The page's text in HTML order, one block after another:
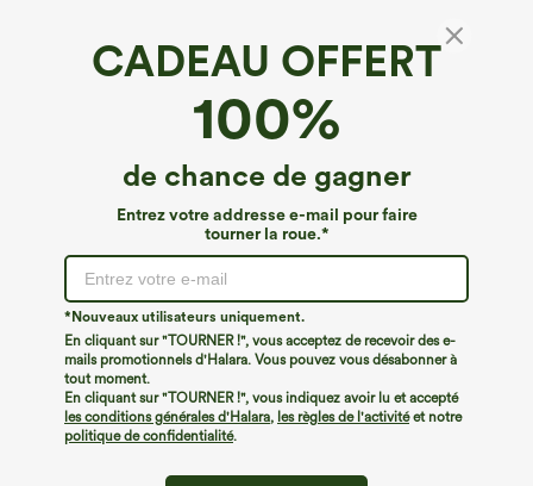
CADEAU OFFERT
100%
de chance de gagner
Entrez votre addresse e-mail pour faire
tourner la roue.*
*Nouveaux utilisateurs uniquement.
En cliquant sur "TOURNER !", vous acceptez de recevoir des e-
mails promotionnels d'Halara. Vous pouvez vous désabonner à
tout moment.
En cliquant sur "TOURNER !", vous indiquez avoir lu et accepté
les conditions générales d'Halara, les règles de l'activitéet notre
politique de confidentialité.
Top caraco de yoga à encolure dégagée,
soutien-gorge intégré et ourlet croisé —